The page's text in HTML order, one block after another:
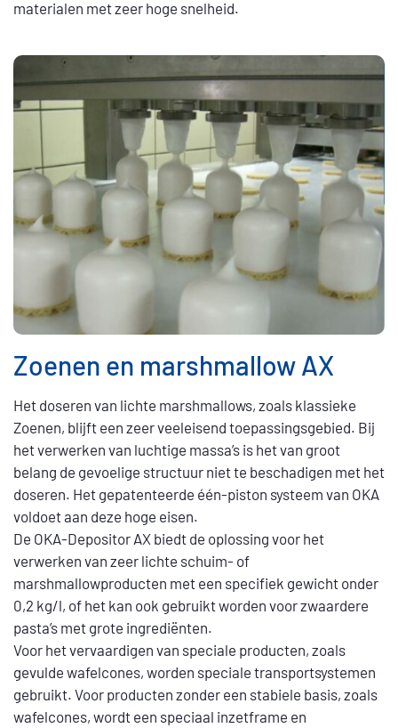
materialen met zeer hoge snelheid.
Zoenen en marshmallow AX
Het doseren van lichte marshmallows, zoals klassieke
Zoenen, blijft een zeer veeleisend toepassingsgebied. Bij
het verwerken van luchtige massa’s is het van groot
belang de gevoelige structuur niet te beschadigen met het
doseren. Het gepatenteerde één-piston systeem van OKA
voldoet aan deze hoge eisen.
De OKA-Depositor AX biedt de oplossing voor het
verwerken van zeer lichte schuim- of
marshmallowproducten met een specifiek gewicht onder
0,2 kg/l, of het kan ook gebruikt worden voor zwaardere
pasta’s met grote ingrediënten.
Voor het vervaardigen van speciale producten, zoals
gevulde wafelcones, worden speciale transportsystemen
gebruikt. Voor producten zonder een stabiele basis, zoals
wafelcones, wordt een speciaal inzetframe en